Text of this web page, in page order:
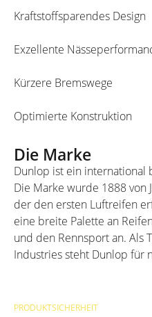
Kraftstoffsparendes Design
Exzellente
Kürzere Bremswege
Optimierte Konstruktion
Die Marke
Dunlop ist ein international
Die Marke wurde 1888 von
der den ersten Luftreifen
eine breite Palette an
und den Rennsport an. Als
Industries steht Dunlop für
PRODUKTSICHERHEIT